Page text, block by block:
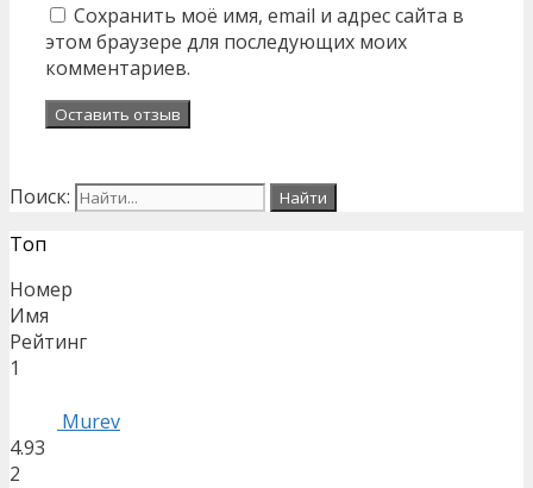
Сохранить моё имя, email и адрес сайта в
этом браузере для последующих моих
комментариев.
Поиск:
Топ
Номер
Имя
Рейтинг
1
Murev
4.93
2